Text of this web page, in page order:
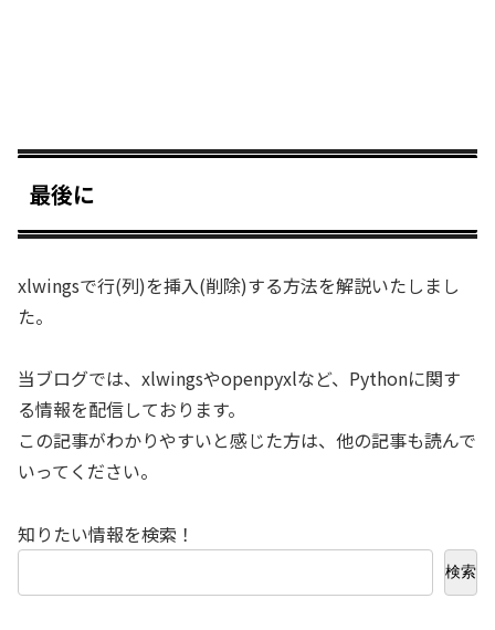
最後に
xlwingsで行(列)を挿入(削除)する方法を解説いたしまし
た。
当ブログでは、xlwingsやopenpyxlなど、Pythonに関す
る情報を配信しております。
この記事がわかりやすいと感じた方は、他の記事も読んで
いってください。
知りたい情報を検索！
検索